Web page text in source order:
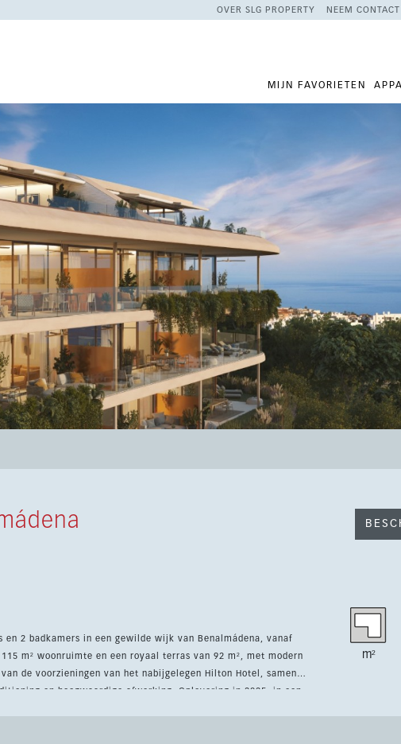
OVER SLG PROPERTY NEEM
MIJN FAVORIETEN
2 badkamers in een gewilde wijk van Benalmádena, vanaf
m² woonruimte en een royaal terras van 92 m², met modern
en hoogwaardige afwerking. Oplevering in 2025, in een
m²